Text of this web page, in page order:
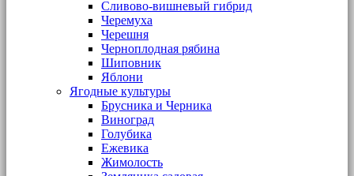
Сливово-вишневый гибрид
Черемуха
Черешня
Черноплодная рябина
Шиповник
Яблони
Ягодные культуры
Брусника и Черника
Виноград
Голубика
Ежевика
Жимолость